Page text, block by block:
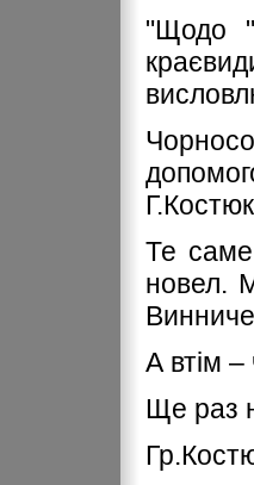
"Щодо
Те
новел.
А втім
Ще раз